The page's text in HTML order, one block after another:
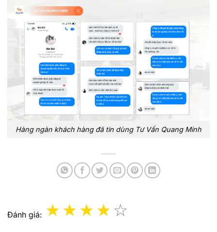
Hàng ngàn khách hàng đã tin dùng Tư Vấn Quang Minh
Đánh giá: